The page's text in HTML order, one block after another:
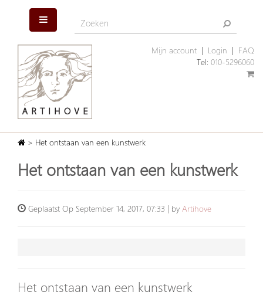
Mijn account| Login
FAQ
Tel: 010-5296060
> Het ontstaan van een kunstwerk
Het ontstaan van een kunstwerk
Geplaatst Op September 14, 2017, 07:33 | by Artihove
Het ontstaan van een kunstwerk